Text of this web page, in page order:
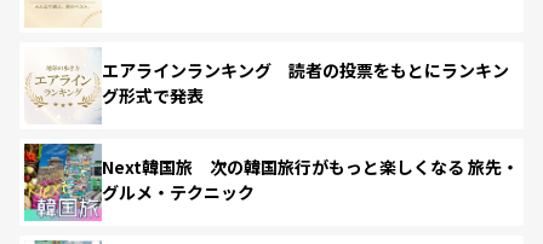
エアラインランキング 読者の投票をもとにランキン
グ形式で発表
Next韓国旅 次の韓国旅行がもっと楽しくなる 旅先・
グルメ・テクニック